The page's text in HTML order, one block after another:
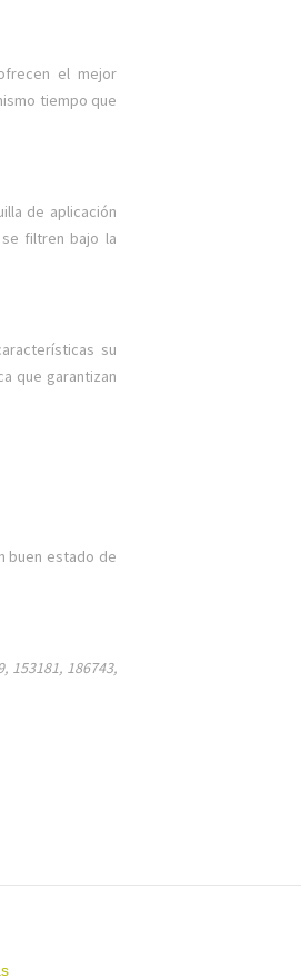
el mejor
tiempo que
de aplicación
filtren bajo la
su
que garantizan
buen estado de
153181, 186743,